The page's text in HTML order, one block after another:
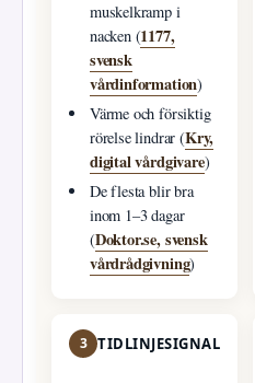
muskelkramp i
nacken (1177,
svensk
vårdinformation)
Värme och försiktig
rörelse lindrar (Kry,
digital vårdgivare)
De flesta blir bra
inom 1–3 dagar
(Doktor.se, svensk
vårdrådgivning)
3 TIDLINJESIGNAL